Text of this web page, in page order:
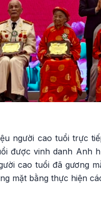
người cao tuổi trực
được vinh danh Anh
cao tuổi đã gương
mặt bằng thực hiện